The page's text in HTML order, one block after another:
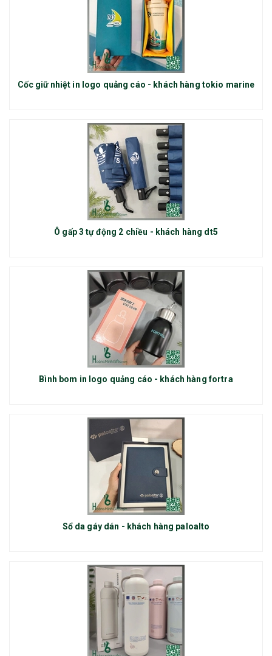
Cốc giữ nhiệt in logo quảng cáo - khách hàng tokio marine
Ô gấp 3 tự động 2 chiều - khách hàng dt5
Bình bom in logo quảng cáo - khách hàng fortra
Sổ da gáy dán - khách hàng paloalto